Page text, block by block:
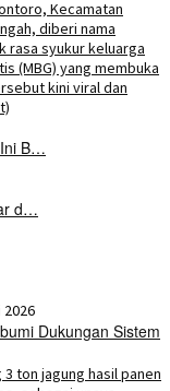
Ini B…
d…
2026
Dukungan Sistem